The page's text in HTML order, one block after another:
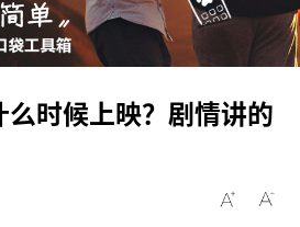
时候上映？剧情讲的